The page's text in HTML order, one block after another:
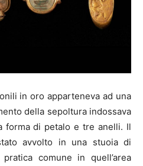
in oro apparteneva ad una
della sepoltura indossava
forma di petalo e tre anelli. Il
avvolto in una stuoia di
comune in quell’area